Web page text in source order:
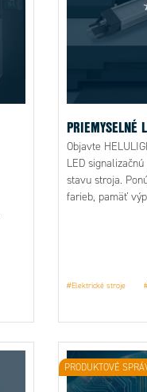
PRIEMYSELNÉ
Objavte
LED
stavu stroja.
farieb, pamäť
#Elektrické stroje
PRODUKTOVÉ